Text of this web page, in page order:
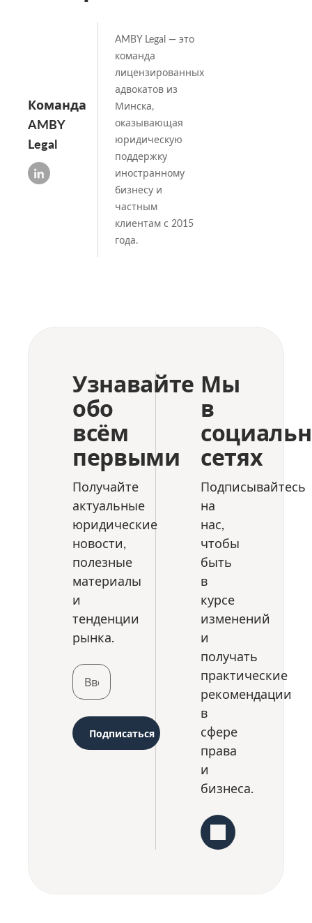
Команда
AMBY
Legal
AMBY Legal — это
команда
лицензированных
адвокатов из
Минска,
оказывающая
юридическую
поддержку
иностранному
бизнесу и
частным
клиентам с 2015
года.
Узнавайте
обо
всём
первыми
Получайте
актуальные
юридические
новости,
полезные
материалы
и
тенденции
рынка.
Подписаться
Мы
в
сетях
Подписывайтесь
на
нас,
чтобы
быть
в
курсе
изменений
и
получать
практические
рекомендации
в
сфере
права
и
бизнеса.